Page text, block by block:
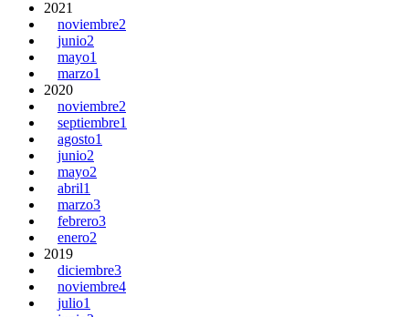
2021
noviembre2
junio2
mayo1
marzo1
2020
noviembre2
septiembre1
agosto1
junio2
mayo2
abril1
marzo3
febrero3
enero2
2019
diciembre3
noviembre4
julio1